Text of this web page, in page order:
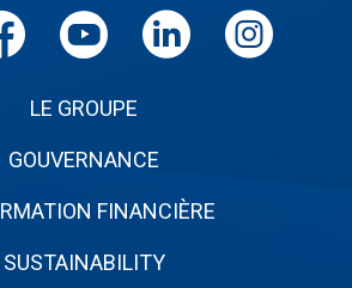
LE GROUPE
GOUVERNANCE
FINANCIÈRE
SUSTAINABILITY